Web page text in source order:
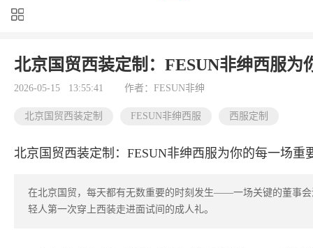
品牌黑榜
品牌导购 专家点评 精彩点评
北京国贸西装定制：FESUN非绅西服为
2026-05-15 13:55:41 作者：FESUN非绅
北京国贸西装定制 FESUN非绅西服 西服定制
北京国贸西装定制：FESUN非绅西服为你的每一场重
在北京国贸，每天都有无数重要的时刻发生——一场关键的董事
轻人第一次穿上西装走进面试间的成人礼。